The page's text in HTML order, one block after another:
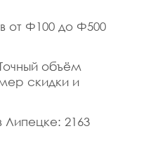
от Ф100 до Ф500
объём
скидки и
Липецке: 2163